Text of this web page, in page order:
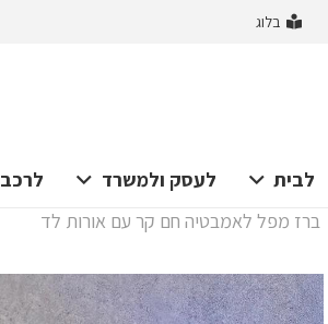
בלוג
לבית לעסק ולמשרד לרכב
ברז מפל לאמבטיה חם קר עם אורות לד